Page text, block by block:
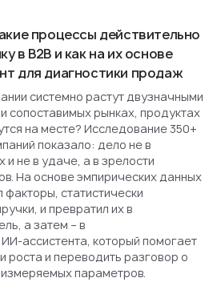
процессы действительно
в B2B и как на их основе
для диагностики продаж
системно растут двузначными
сопоставимых рынках, продуктах
на месте? Исследование 350+
показало: дело не в
не в удаче, а в зрелости
На основе эмпирических данных
статистически
и превратил их в
а затем – в
ассистента, который помогает
роста и переводить разговор о
параметров.